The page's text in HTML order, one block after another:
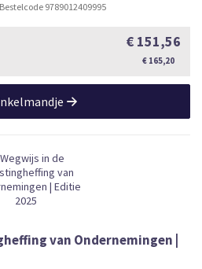
Bestelcode 9789012409995
€ 151,56
€ 165,20
van Ondernemingen |